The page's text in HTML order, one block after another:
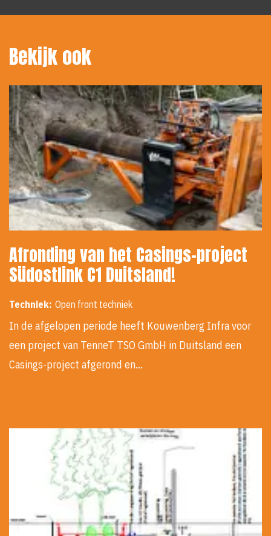
Bekijk ook
Afronding van het Casings-project
Südostlink C1 Duitsland!
Techniek: Open front techniek
In de afgelopen periode heeft Kouwenberg Infra voor
een project van TenneT TSO GmbH in Duitsland een
Casings-project afgerond en…